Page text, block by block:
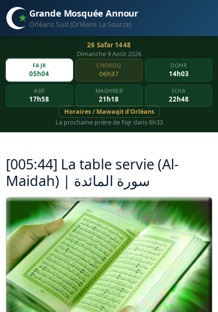
Grande Mosquée Annour
Orléans Sud (Orléans La Source)
26 Safar 1448
Dimanche 9 Août 2026
FAJR
05h04
CHOROQ
06h37
DOHR
14h03
ASR
17h58
MAGHREB
21h18
ICHA
22h48
Horaires / Mawaqit d'Orléans
La prochaine prière de Fajr dans 6h33
[005:44] La table servie (Al-
Maidah) | سورة المائدة